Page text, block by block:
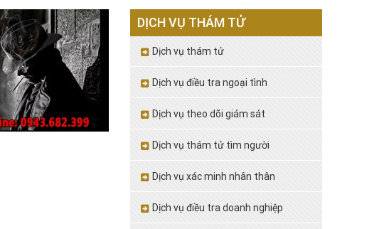
DỊCH VỤ THÁM TỬ
Dịch vụ thám tử
Dịch vụ điều tra ngoại tình
Dịch vụ theo dõi giám sát
Dịch vụ thám tử tìm người
Dịch vụ xác minh nhân thân
Dịch vụ điều tra doanh nghiệp